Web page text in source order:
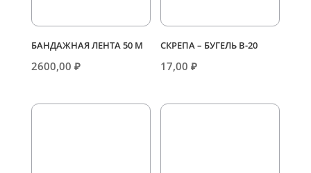
БАНДАЖНАЯ ЛЕНТА 50 М
2600,00 ₽
СКРЕПА – БУГЕЛЬ В-20
17,00₽